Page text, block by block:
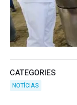
CATEGORIES
NOTÍCIAS